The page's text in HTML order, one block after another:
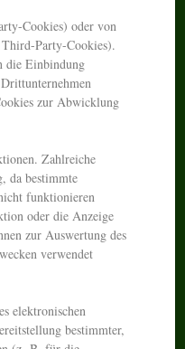
Cookies) oder von
Party-Cookies).
die Einbindung
zur Abwicklung
Zahlreiche
da bestimmte
funktionieren
oder die Anzeige
zur Auswertung des
verwendet
elektronischen
bestimmter,